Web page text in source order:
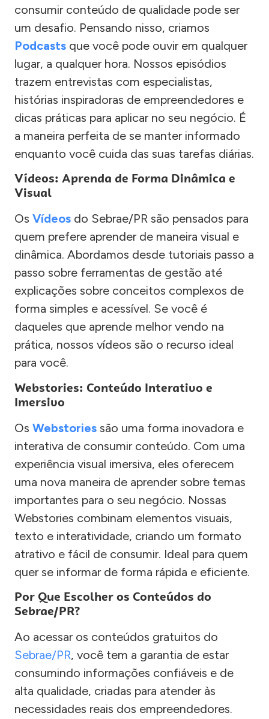
consumir conteúdo de qualidade pode ser
um desafio. Pensando nisso, criamos
Podcasts que você pode ouvir em qualquer
lugar, a qualquer hora. Nossos episódios
trazem entrevistas com especialistas,
histórias inspiradoras de empreendedores e
dicas práticas para aplicar no seu negócio. É
a maneira perfeita de se manter informado
enquanto você cuida das suas tarefas diárias.
Vídeos: Aprenda de Forma Dinâmica e
Visual
Os Vídeos do Sebrae/PR são pensados para
quem prefere aprender de maneira visual e
dinâmica. Abordamos desde tutoriais passo a
passo sobre ferramentas de gestão até
explicações sobre conceitos complexos de
forma simples e acessível. Se você é
daqueles que aprende melhor vendo na
prática, nossos vídeos são o recurso ideal
para você.
Webstories: Conteúdo Interativo e
Imersivo
Os Webstories são uma forma inovadora e
interativa de consumir conteúdo. Com uma
experiência visual imersiva, eles oferecem
uma nova maneira de aprender sobre temas
importantes para o seu negócio. Nossas
Webstories combinam elementos visuais,
texto e interatividade, criando um formato
atrativo e fácil de consumir. Ideal para quem
quer se informar de forma rápida e eficiente.
Por Que Escolher os Conteúdos do
Sebrae/PR?
Ao acessar os conteúdos gratuitos do
Sebrae/PR, você tem a garantia de estar
consumindo informações confiáveis e de
alta qualidade, criadas para atender às
necessidades reais dos empreendedores.